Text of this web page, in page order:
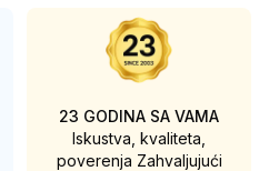
23 GODINA SA VAMA
Iskustva, kvaliteta,
poverenja Zahvaljujući